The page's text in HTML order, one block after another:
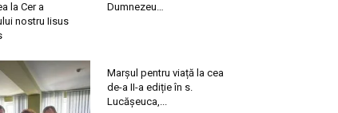
la Cer a
nostru Iisus
Dumnezeu…
Marșul pentru viață la cea
de-a II-a ediție în s.
Lucășeuca,...